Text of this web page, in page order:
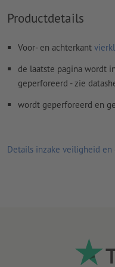
naar krommen
papier, FOGRA52 (PSO
ongestreken papier
Spel- en zetfouten
Overdrukinstellingen
Inhoud van
Productdetails
Voor- en achterkant
de laatste pagina wordt
geperforeerd - zie
wordt geperforeerd en
Details inzake veiligheid